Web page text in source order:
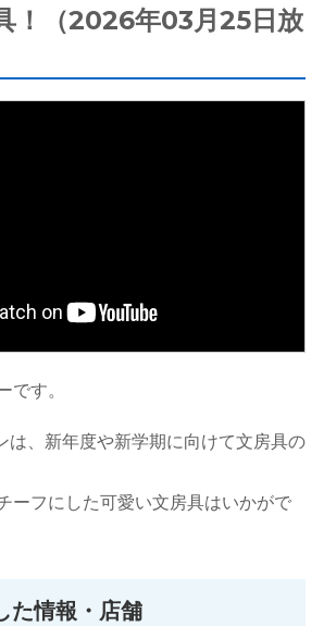
！（2026年03月25日放
です。
は、新年度や新学期に向けて文房具の
ーフにした可愛い文房具はいかがで
た情報・店舗